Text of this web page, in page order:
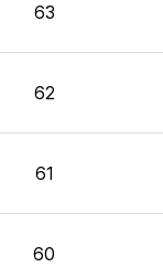
63
62
61
60